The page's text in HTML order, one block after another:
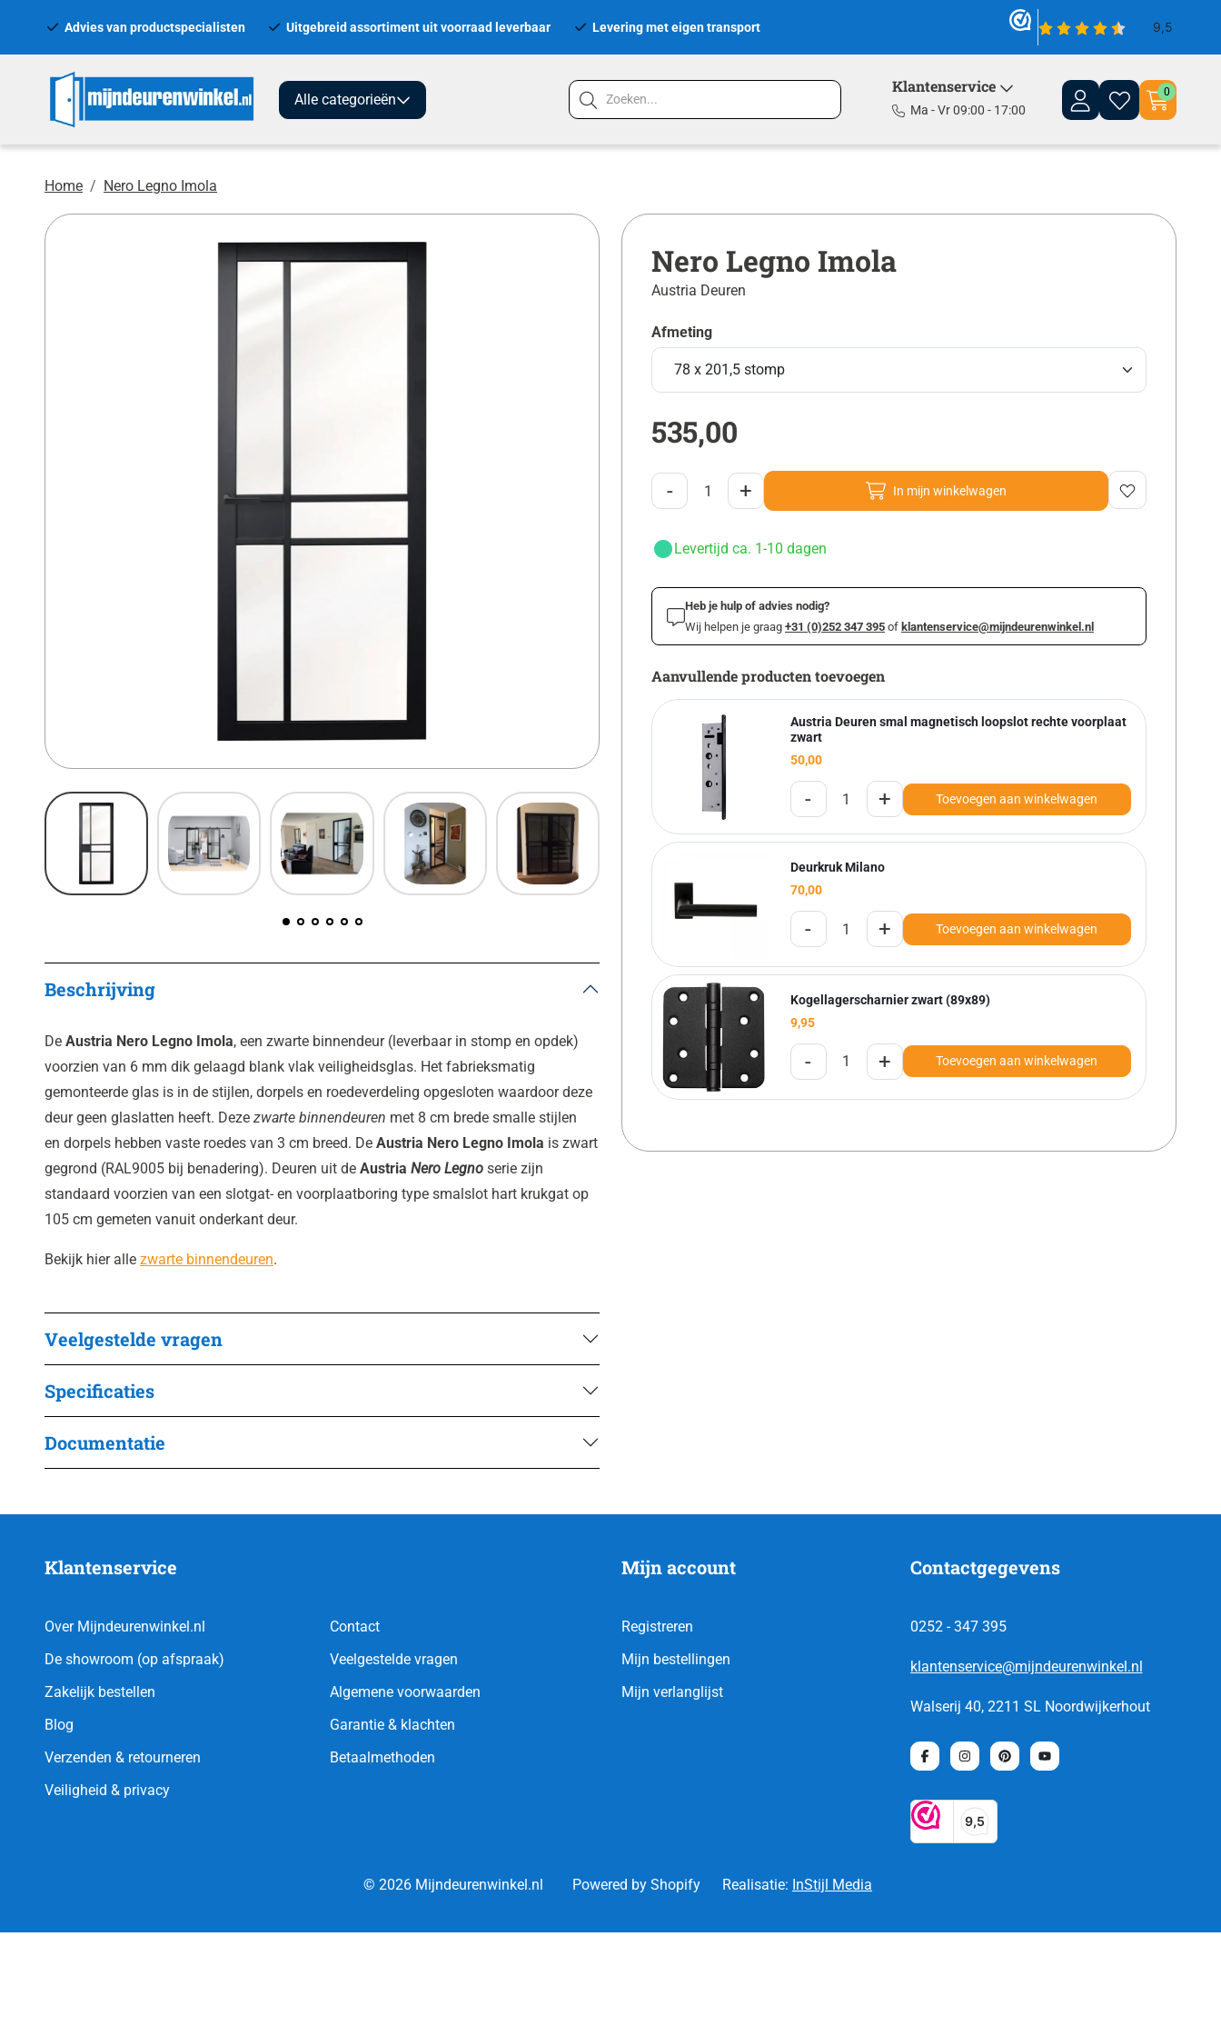
Advies van productspecialisten Uitgebreid assortiment uit voorraad leverbaar Levering met eigen transport
Alle categorieën
Klantenservice
Ma - Vr 09:00 - 17:00
0
Home Nero Legno Imola
Beschrijving
De Austria Nero Legno Imola, een zwarte binnendeur (leverbaar in stomp en opdek)
voorzien van 6 mm dik gelaagd blank vlak veiligheidsglas. Het fabrieksmatig
gemonteerde glas is in de stijlen, dorpels en roedeverdeling opgesloten waardoor deze
deur geen glaslatten heeft. Deze zwarte binnendeuren met 8 cm brede smalle stijlen
en dorpels hebben vaste roedes van 3 cm breed. De Austria Nero Legno Imola is zwart
gegrond (RAL9005 bij benadering). Deuren uit de Austria Nero Legno serie zijn
standaard voorzien van een slotgat- en voorplaatboring type smalslot hart krukgat op
105 cm gemeten vanuit onderkant deur.
Bekijk hier alle zwarte binnendeuren.
Veelgestelde vragen
Specificaties
Documentatie
Nero Legno Imola
Austria Deuren
Afmeting
535,00
- + In mijn winkelwagen
Levertijd ca. 1-10 dagen
Heb je hulp of advies nodig?
Wij helpen je graag +31 (0)252 347 395 of klantenservice@mijndeurenwinkel.nl
Aanvullende producten toevoegen
Austria Deuren smal magnetisch loopslot rechte voorplaat
zwart
50,00
- + Toevoegen aan winkelwagen
Deurkruk Milano
70,00
- + Toevoegen aan winkelwagen
Kogellagerscharnier zwart (89x89)
9,95
- + Toevoegen aan winkelwagen
Klantenservice
Over Mijndeurenwinkel.nl
De showroom (op afspraak)
Zakelijk bestellen
Blog
Verzenden & retourneren
Veiligheid & privacy
Contact
Veelgestelde vragen
Algemene voorwaarden
Garantie & klachten
Betaalmethoden
Mijn account
Registreren
Mijn bestellingen
Mijn verlanglijst
Contactgegevens
0252 - 347 395
klantenservice@mijndeurenwinkel.nl
Walserij 40, 2211 SL Noordwijkerhout
© 2026 Mijndeurenwinkel.nl Powered by Shopify Realisatie: InStijl Media